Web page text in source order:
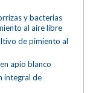
y bacterias
al aire libre
de pimiento al
apio blanco
integral de